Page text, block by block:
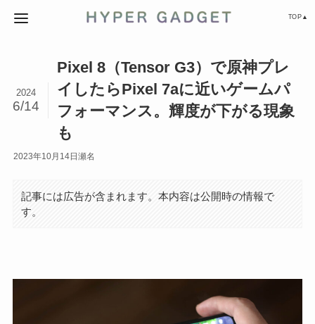
TOP▲
Pixel 8（Tensor G3）で原神プレ
イしたらPixel 7aに近いゲームパ
フォーマンス。輝度が下がる現象
も
2024
6/14
2023年10月14日 瀬名
記事には広告が含まれます。本内容は公開時の情報で
す。